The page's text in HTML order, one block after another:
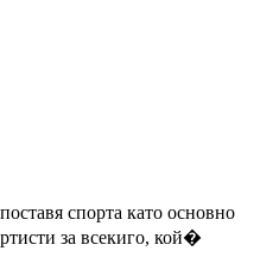
спорта като основно
за всекиго, кой�